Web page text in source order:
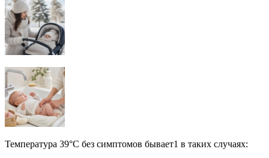
Температура 39°С без симптомов бывает1 в таких случаях: